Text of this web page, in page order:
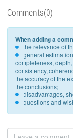
Comments(0)
When adding a
the relevance of
general
completeness,
consistency,
the accuracy of the
the conclusions;
disadvantages,
questions and